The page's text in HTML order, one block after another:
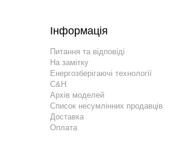
Інформація
Питання та відповіді
На замітку
Енергозберігаючі технології
C&H
Архів моделей
Список несумлінних продавців
Доставка
Оплата